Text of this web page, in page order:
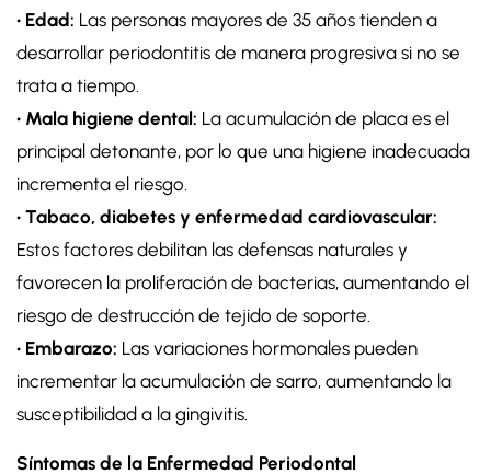
• Edad: Las personas mayores de 35 años tienden a
desarrollar periodontitis de manera progresiva si no se
trata a tiempo.
• Mala higiene dental: La acumulación de placa es el
principal detonante, por lo que una higiene inadecuada
incrementa el riesgo.
• Tabaco, diabetes y enfermedad cardiovascular:
Estos factores debilitan las defensas naturales y
favorecen la proliferación de bacterias, aumentando el
riesgo de destrucción de tejido de soporte.
• Embarazo: Las variaciones hormonales pueden
incrementar la acumulación de sarro, aumentando la
susceptibilidad a la gingivitis.
Síntomas de la Enfermedad Periodontal